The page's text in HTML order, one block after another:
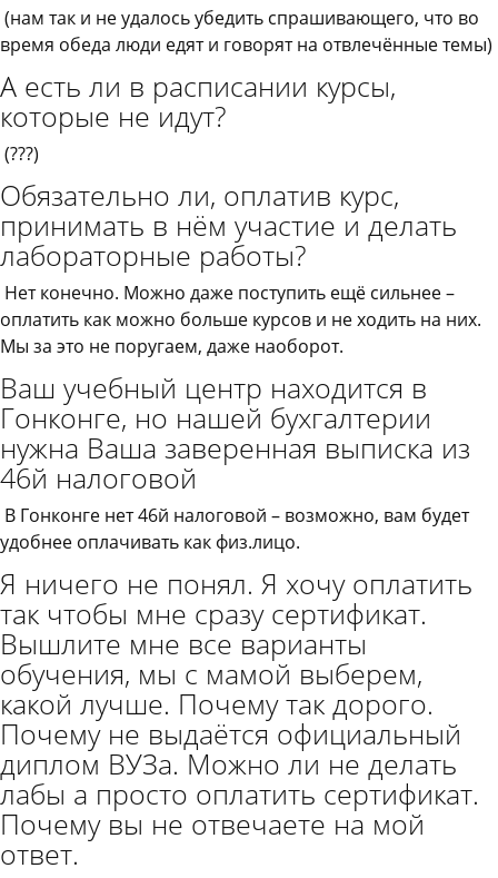
(нам так и не удалось убедить спрашивающего, что во
время обеда люди едят и говорят на отвлечённые темы)
А есть ли в расписании курсы,
которые не идут?
(???)
Обязательно ли, оплатив курс,
принимать в нём участие и делать
лабораторные работы?
Нет конечно. Можно даже поступить ещё сильнее –
оплатить как можно больше курсов и не ходить на них.
Мы за это не поругаем, даже наоборот.
Ваш учебный центр находится в
Гонконге, но нашей бухгалтерии
нужна Ваша заверенная выписка из
46й налоговой
В Гонконге нет 46й налоговой – возможно, вам будет
удобнее оплачивать как физ.лицо.
Я ничего не понял. Я хочу оплатить
так чтобы мне сразу сертификат.
Вышлите мне все варианты
обучения, мы с мамой выберем,
какой лучше. Почему так дорого.
Почему не выдаётся официальный
диплом ВУЗа. Можно ли не делать
лабы а просто оплатить сертификат.
Почему вы не отвечаете на мой
ответ.